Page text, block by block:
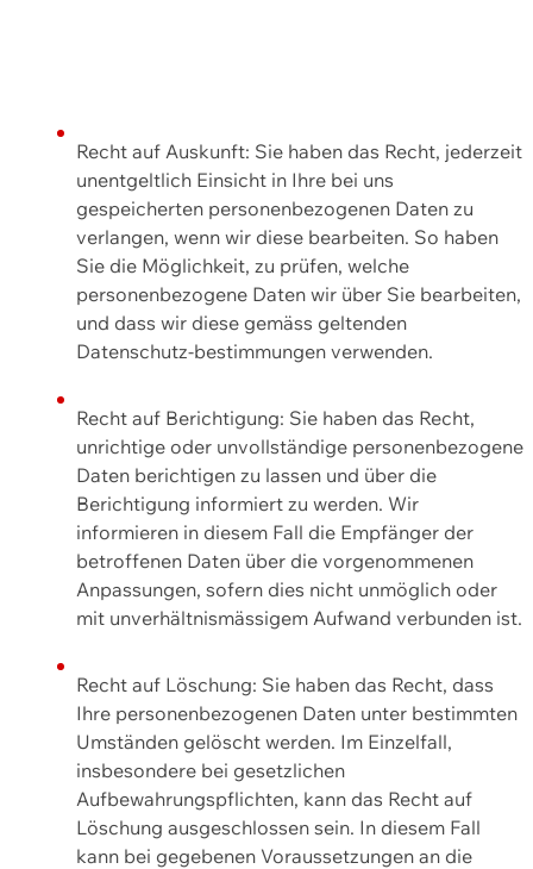
Recht auf Auskunft: Sie haben das Recht, jederzeit
unentgeltlich Einsicht in Ihre bei uns
gespeicherten personenbezogenen Daten zu
verlangen, wenn wir diese bearbeiten. So haben
Sie die Möglichkeit, zu prüfen, welche
personenbezogene Daten wir über Sie bearbeiten,
und dass wir diese gemäss geltenden
Datenschutz-bestimmungen verwenden.
Recht auf Berichtigung: Sie haben das Recht,
unrichtige oder unvollständige personenbezogene
Daten berichtigen zu lassen und über die
Berichtigung informiert zu werden. Wir
informieren in diesem Fall die Empfänger der
betroffenen Daten über die vorgenommenen
Anpassungen, sofern dies nicht unmöglich oder
mit unverhältnismässigem Aufwand verbunden ist.
Recht auf Löschung: Sie haben das Recht, dass
Ihre personenbezogenen Daten unter bestimmten
Umständen gelöscht werden. Im Einzelfall,
insbesondere bei gesetzlichen
Aufbewahrungspflichten, kann das Recht auf
Löschung ausgeschlossen sein. In diesem Fall
kann bei gegebenen Voraussetzungen an die